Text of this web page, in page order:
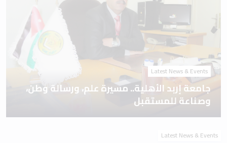
Latest News & Events
جامعة إربد الأهلية.. مسيرة علم، ورسالة وطن،
وصناعة للمستقبل
Latest News & Events